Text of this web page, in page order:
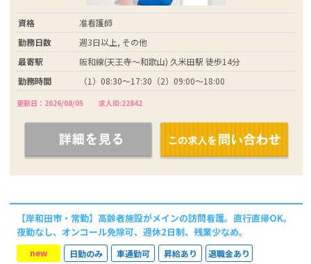
資格
准看護師
勤務日数
週3日以上, その他
最寄駅
阪和線(天王寺～和歌山) 久米田駅 徒歩14分
勤務時間
（1）08:30～17:30（2）09:00～18:00
更新日：2026/08/05 求人ID:22842
【岸和田市・常勤】高齢者施設がメインの訪問看護。直行直帰OK。
夜勤なし、オンコール免除可、週休2日制、残業少なめ。
new 日勤のみ 車通勤可 昇給あり
退職金あり